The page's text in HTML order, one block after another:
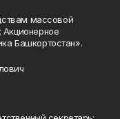
массовой
Башкортостан».